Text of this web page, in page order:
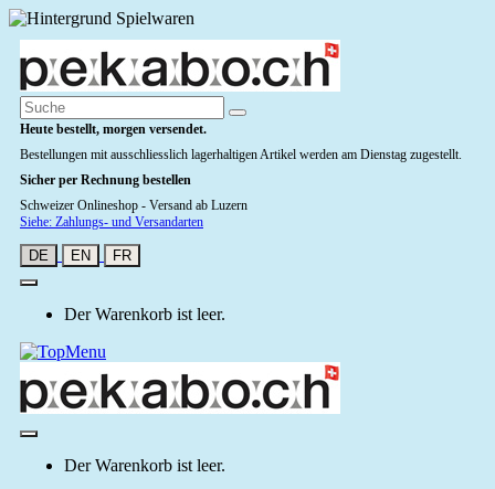
Heute bestellt, morgen versendet.
Bestellungen mit ausschliesslich lagerhaltigen Artikel werden am Dienstag zugestellt.
Sicher per Rechnung bestellen
Schweizer Onlineshop - Versand ab Luzern
Siehe: Zahlungs- und Versandarten
DE EN FR
Der Warenkorb ist leer.
Der Warenkorb ist leer.